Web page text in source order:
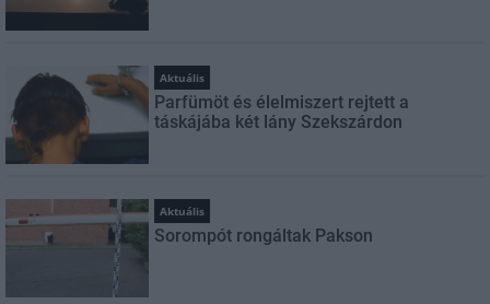
Aktuális
Parfümöt és élelmiszert rejtett a
táskájába két lány Szekszárdon
Aktuális
Sorompót rongáltak Pakson